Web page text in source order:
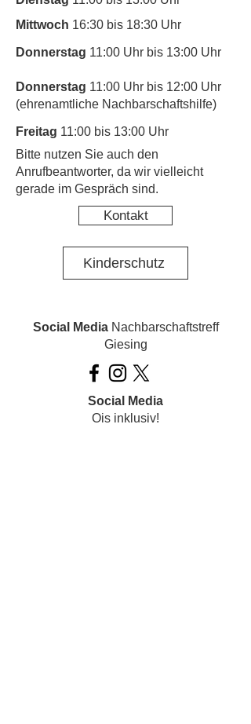
Mittwoch 16:30 bis 18:30 Uhr
Donnerstag 11:00 Uhr bis 13:00 Uhr
Donnerstag 11:00 Uhr bis 12:00 Uhr
(ehrenamtliche Nachbarschaftshilfe)
Freitag 11:00 bis 13:00 Uhr
​Bitte nutzen Sie auch den
Anrufbeantworter, da wir vielleicht
gerade im Gespräch sind.
Kontakt
Kinderschutz
Social MediaNachbarschaftstreff
Giesing
Social Media
Ois inklusiv!